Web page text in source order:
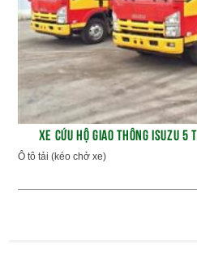
XE CỨU HỘ GIAO THÔNG ISUZU 5
Ô tô tải (kéo chở xe)